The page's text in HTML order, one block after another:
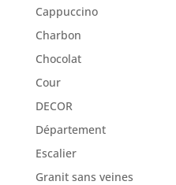
Cappuccino
Charbon
Chocolat
Cour
DECOR
Département
Escalier
Granit sans veines